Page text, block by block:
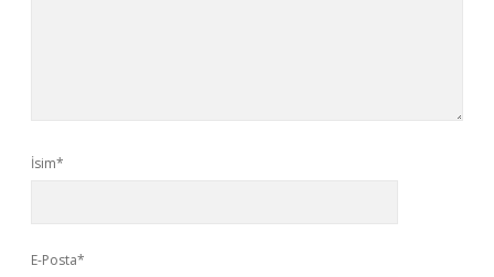
İsim*
E-Posta*